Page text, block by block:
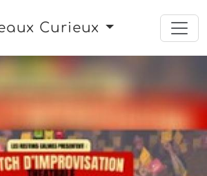
Curieux
au mercredi 24 juin 2026 à
Terminé